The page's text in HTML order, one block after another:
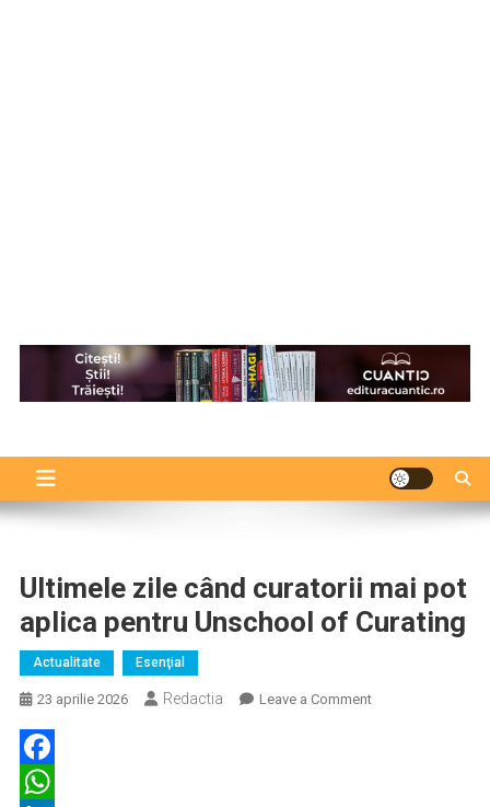
Ultimele zile când curatorii mai pot
aplica pentru Unschool of Curating
Actualitate Esenţial
23 aprilie 2026 Redactia Leave a Commenton
Facebook